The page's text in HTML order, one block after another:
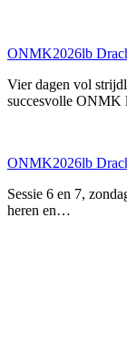
ONMK2026lb
Vier dagen vol
succesvolle ONMK
ONMK2026lb
Sessie 6 en 7,
heren en…